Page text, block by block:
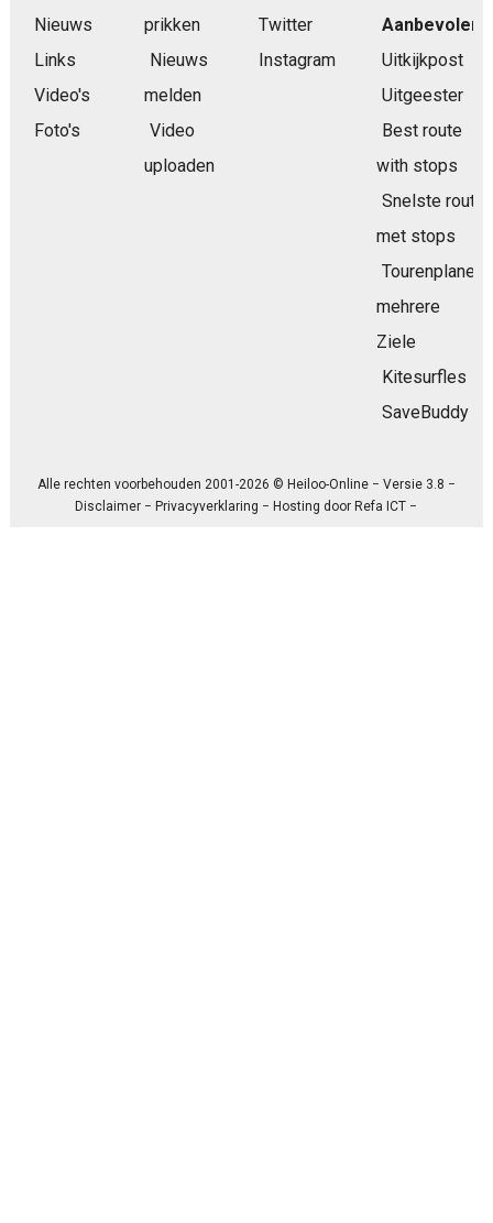
Nieuws
Links
Video's
Foto's
prikken
Nieuws
melden
Video
uploaden
Twitter
Instagram
Aanbevolen
Uitkijkpost
Uitgeester
Best route
with stops
Snelste route
met stops
Tourenplaner
mehrere
Ziele
Kitesurfles
SaveBuddy
Alle rechten voorbehouden 2001-2026 © Heiloo-Online − Versie 3.8 −
Disclaimer − Privacyverklaring − Hosting door Refa ICT −